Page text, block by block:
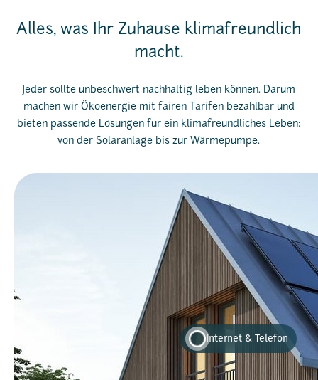
Alles, was Ihr Zuhause klimafreundlich
macht.
Jeder sollte unbeschwert nachhaltig leben können. Darum
machen wir Ökoenergie mit fairen Tarifen bezahlbar und
bieten passende Lösungen für ein klimafreundliches Leben:
von der Solaranlage bis zur Wärmepumpe.
Internet & Telefon